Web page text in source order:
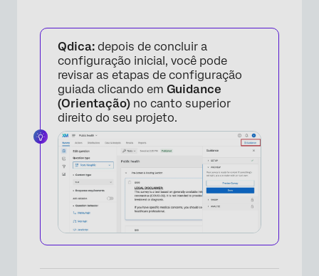
×
Qdica: depois de concluir a
configuração inicial, você pode
revisar as etapas de configuração
guiada clicando em Guidance
(Orientação) no canto superior
direito do seu projeto.